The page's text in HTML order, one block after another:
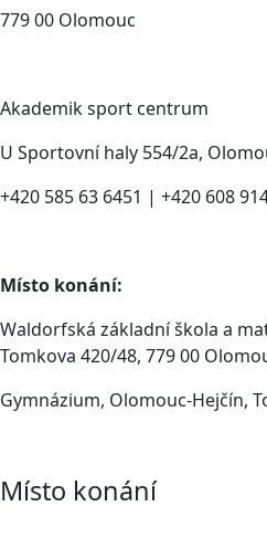
779 00 Olomouc
Akademik sport centrum
U Sportovní haly 554/2a,
+420 585 63 6451 | +420 608
Místo konání:
Waldorfská základní škola a
Tomkova 420/48, 779 00
Gymnázium, Olomouc-Hejčín,
Místo konání